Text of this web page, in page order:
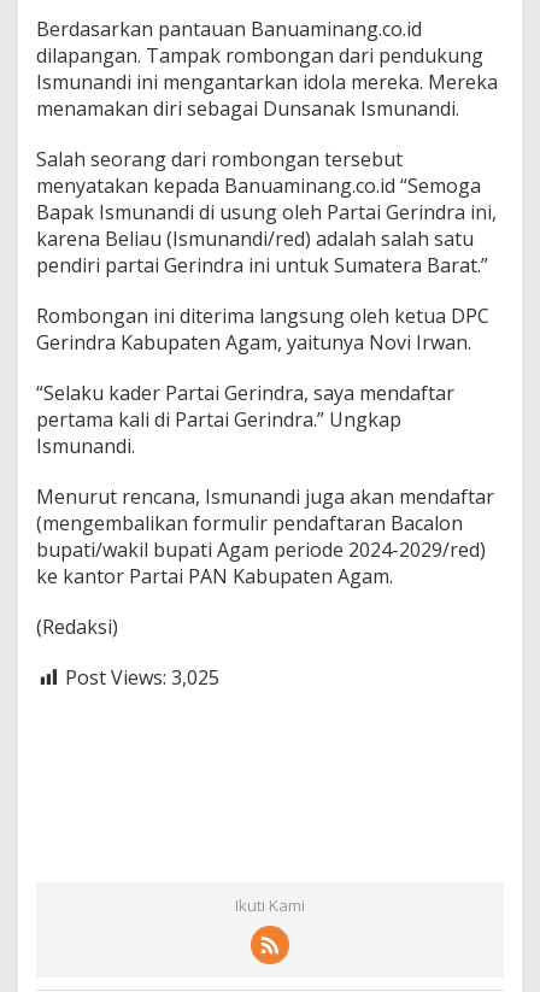
Berdasarkan pantauan Banuaminang.co.id
dilapangan. Tampak rombongan dari pendukung
Ismunandi ini mengantarkan idola mereka. Mereka
menamakan diri sebagai Dunsanak Ismunandi.
Salah seorang dari rombongan tersebut
menyatakan kepada Banuaminang.co.id “Semoga
Bapak Ismunandi di usung oleh Partai Gerindra ini,
karena Beliau (Ismunandi/red) adalah salah satu
pendiri partai Gerindra ini untuk Sumatera Barat.”
Rombongan ini diterima langsung oleh ketua DPC
Gerindra Kabupaten Agam, yaitunya Novi Irwan.
“Selaku kader Partai Gerindra, saya mendaftar
pertama kali di Partai Gerindra.” Ungkap
Ismunandi.
Menurut rencana, Ismunandi juga akan mendaftar
(mengembalikan formulir pendaftaran Bacalon
bupati/wakil bupati Agam periode 2024-2029/red)
ke kantor Partai PAN Kabupaten Agam.
(Redaksi)
Post Views: 3,025
Ikuti Kami